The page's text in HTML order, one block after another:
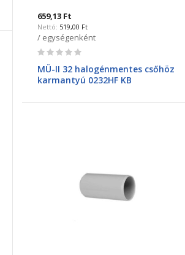
659,13 Ft
519,00 Ft
/ egységenként
Rating:
0%
MÜ-II 32 halogénmentes csőhöz
karmantyú 0232HF KB